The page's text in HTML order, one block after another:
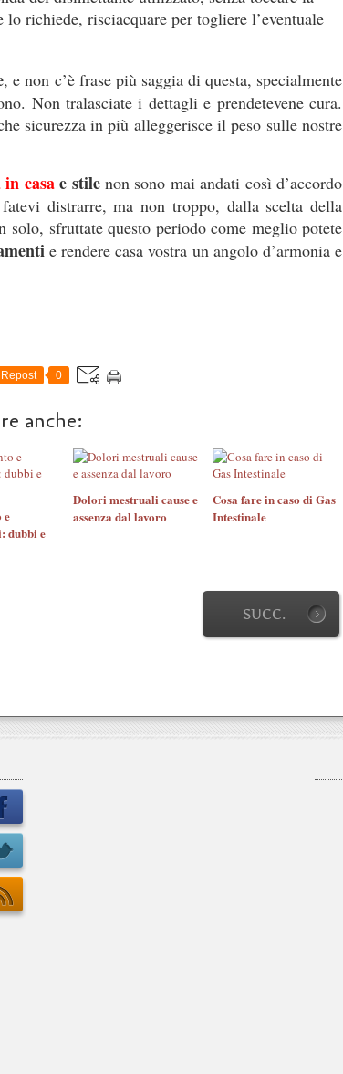
richiede, risciacquare per togliere l’eventuale
, e non c’è frase più saggia di questa, specialmente
Non tralasciate i dettagli e prendetevene cura.
sicurezza in più alleggerisce il peso sulle nostre
in casae stilenon sono mai andati così d’accordo
distrarre, ma non troppo, dalla scelta della
solo, sfruttate questo periodo come meglio potete
e rendere casa vostra un angolo d’armonia e
Repost 0
anche:
e
dubbi e
Dolori mestruali cause e
assenza dal lavoro
Cosa fare in caso di Gas
Intestinale
SUCC.